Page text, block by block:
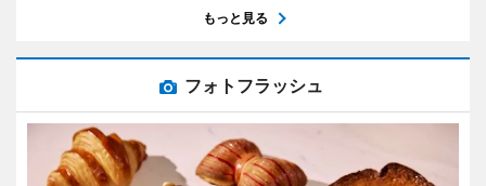
もっと見る
フォトフラッシュ